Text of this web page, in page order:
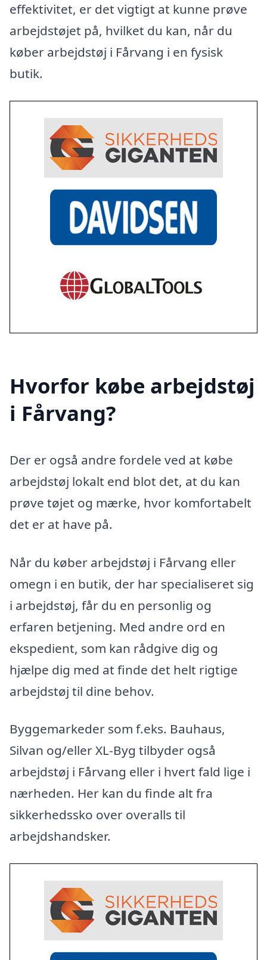
effektivitet, er det vigtigt at kunne prøve
arbejdstøjet på, hvilket du kan, når du
køber arbejdstøj i Fårvang i en fysisk
butik.
Hvorfor købe arbejdstøj
i Fårvang?
Der er også andre fordele ved at købe
arbejdstøj lokalt end blot det, at du kan
prøve tøjet og mærke, hvor komfortabelt
det er at have på.
Når du køber arbejdstøj i Fårvang eller
omegn i en butik, der har specialiseret sig
i arbejdstøj, får du en personlig og
erfaren betjening. Med andre ord en
ekspedient, som kan rådgive dig og
hjælpe dig med at finde det helt rigtige
arbejdstøj til dine behov.
Byggemarkeder som f.eks. Bauhaus,
Silvan og/eller XL-Byg tilbyder også
arbejdstøj i Fårvang eller i hvert fald lige i
nærheden. Her kan du finde alt fra
sikkerhedssko over overalls til
arbejdshandsker.